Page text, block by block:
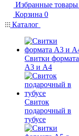
Избранные товары
Корзина 0
Каталог
Свитки формата
А3 и А4
Свиток
подарочный в
тубусе